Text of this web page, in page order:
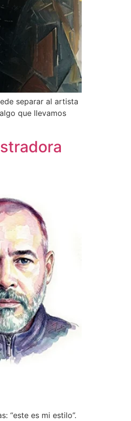
separar al artista
que llevamos
“este es mi estilo”.